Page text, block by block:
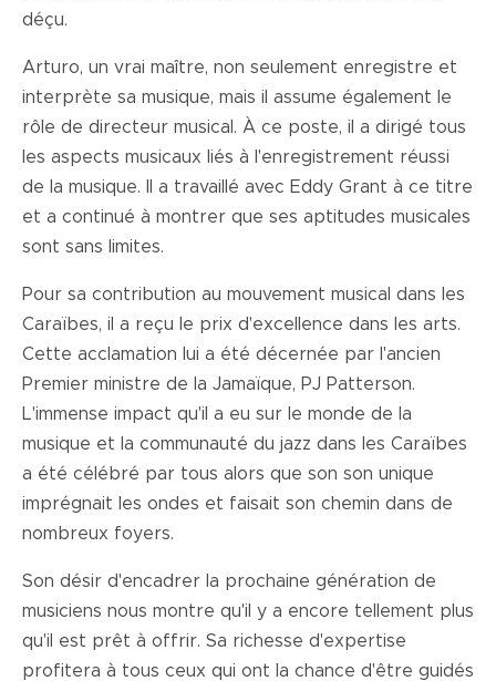
déçu.
Arturo, un vrai maître, non seulement enregistre et
interprète sa musique, mais il assume également le
rôle de directeur musical. À ce poste, il a dirigé tous
les aspects musicaux liés à l'enregistrement réussi
de la musique. Il a travaillé avec Eddy Grant à ce titre
et a continué à montrer que ses aptitudes musicales
sont sans limites.
Pour sa contribution au mouvement musical dans les
Caraïbes, il a reçu le prix d'excellence dans les arts.
Cette acclamation lui a été décernée par l'ancien
Premier ministre de la Jamaïque, PJ Patterson.
L'immense impact qu'il a eu sur le monde de la
musique et la communauté du jazz dans les Caraïbes
a été célébré par tous alors que son son unique
imprégnait les ondes et faisait son chemin dans de
nombreux foyers.
Son désir d'encadrer la prochaine génération de
musiciens nous montre qu'il y a encore tellement plus
qu'il est prêt à offrir. Sa richesse d'expertise
profitera à tous ceux qui ont la chance d'être guidés